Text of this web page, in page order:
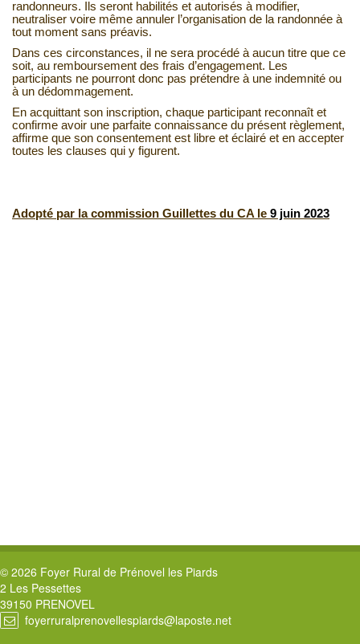
randonneurs. Ils seront habilités et autorisés à modifier,
neutraliser voire même annuler l’organisation de la randonnée à
tout moment sans préavis.
Dans ces circonstances, il ne sera procédé à aucun titre que ce
soit, au remboursement des frais d’engagement. Les
participants ne pourront donc pas prétendre à une indemnité ou
à un dédommagement.
En acquittant son inscription, chaque participant reconnaît et
confirme avoir une parfaite connaissance du présent règlement,
affirme que son consentement est libre et éclairé et en accepter
toutes les clauses qui y figurent.
Adopté par la commission Guillettes du CA le 9 juin 2023
© 2026 Foyer Rural de Prénovel les Piards
2 Les Pessettes
39150 PRENOVEL
foyerruralprenovellespiards@laposte.net